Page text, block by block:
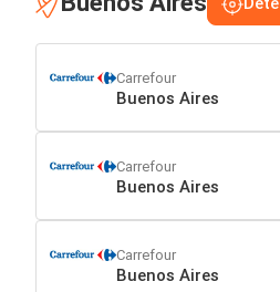
Carrefour
Buenos Aires
Carrefour
Buenos Aires
Carrefour
Buenos Aires